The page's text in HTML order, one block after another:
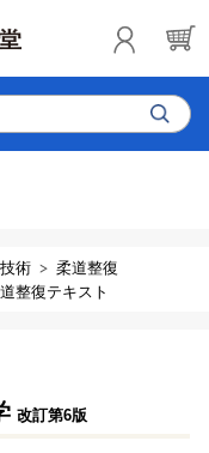
術
柔道整復
整復テキスト
改訂第6版